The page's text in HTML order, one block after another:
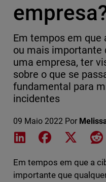
Em tempos em que
ou mais importante
uma empresa, ter
sobre o que se
fundamental para
incidentes
09 Maio 2022 Por
Share on LinkedIn
Share onShare
Em tempos em que a
importante que